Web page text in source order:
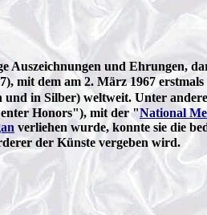
Auszeichnungen und Ehrungen,
mit dem am 2. März 1967
und in Silber) weltweit. Unter
Honors"), mit der "National
verliehen wurde, konnte sie die
der Künste vergeben wird.